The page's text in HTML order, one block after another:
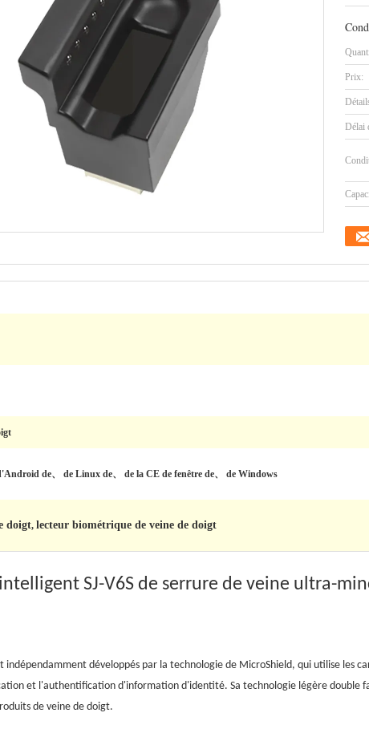
Prix:
Délai
de、 de Linux de、 de la CE de fenêtre de、 de Windows
doigt, lecteur biométrique de veine de doigt
SJ-V6S de serrure de veine ultra-
indépendamment développés par la technologie de MicroShield, qui utilise les
et l'authentification d'information d'identité. Sa technologie légère double
de veine de doigt.